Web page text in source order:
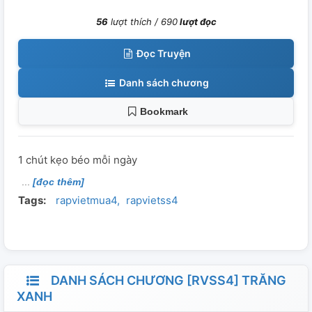
56lượt thích / 690lượt đọc
Đọc Truyện
Danh sách chương
Bookmark
1 chút kẹo béo mỗi ngày
[đọc thêm]
Tags: rapvietmua4 rapvietss4
DANH SÁCH CHƯƠNG [RVSS4] TRĂNG
XANH